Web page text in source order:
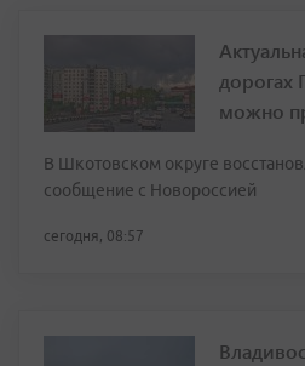
дорогах
можно
В Шкотовском округе
сообщение с Новороссией
сегодня, 08:57